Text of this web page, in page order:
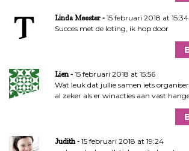
Linda Meester
15 februari 2018 at 15:34
Succes met de loting, ik hop door
Lien
15 februari 2018 at 15:56
Wat leuk dat jullie samen iets
al zeker als er winacties aan vast
Judith
15 februari 2018 at 19:24